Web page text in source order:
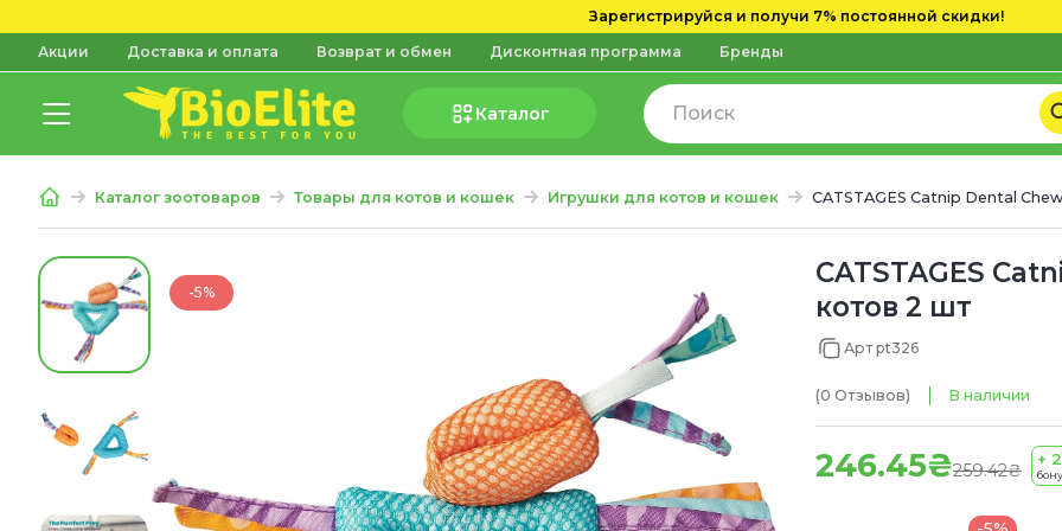
Зарегистрируйся и получи 7% постоянной скидки!
Акции Доставка и оплата Возврат и обмен Дисконтная программа Бренды
Каталог
Каталог зоотоваров Товары для котов и кошек Игрушки для котов и кошек CATSTAGES Catnip Dental
-5%
CATSTAGES
котов 2 шт
Арт pt326
(0 Отзывов) В наличии
246.45₴259.42₴
+ 2